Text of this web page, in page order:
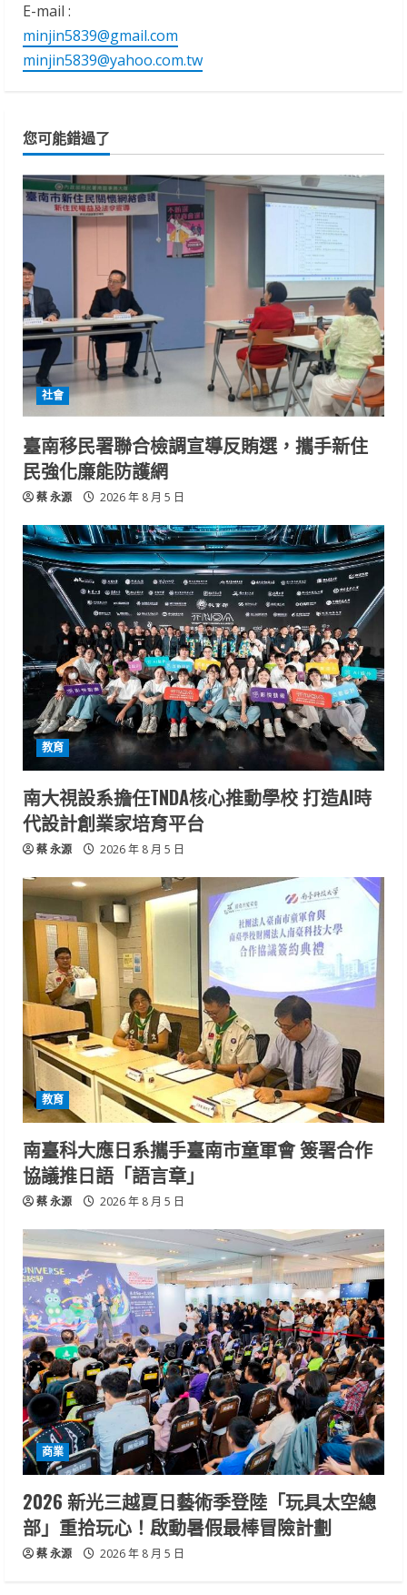
E-mail :
minjin5839@gmail.com
minjin5839@yahoo.com.tw
您可能錯過了
社會
臺南移民署聯合檢調宣導反賄選，攜手新住
民強化廉能防護網
蔡 永源 2026 年 8 月 5 日
教育
南大視設系擔任TNDA核心推動學校 打造AI時
代設計創業家培育平台
蔡 永源 2026 年 8 月 5 日
教育
南臺科大應日系攜手臺南市童軍會 簽署合作
協議推日語「語言章」
蔡 永源 2026 年 8 月 5 日
商業
2026 新光三越夏日藝術季登陸「玩具太空總
部」重拾玩心！啟動暑假最棒冒險計劃
蔡 永源 2026 年 8 月 5 日